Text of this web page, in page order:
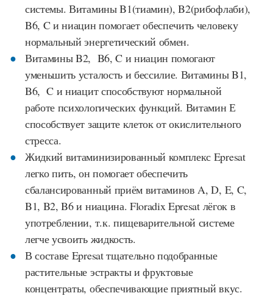
системы. Витамины B1(тиамин), B2(рибофлаби),
B6, C и ниацин помогает обеспечить человеку
нормальныйэнергетический обмен.
Витамины B2, B6, C и ниацин помогают
уменьшить усталость и бессилие. Витамины B1,
B6, C и ниацит способствуют нормальной
работе психологических функций. Витамин Е
способствует защите клеток отокислительного
стресса.
Жидкий витаминизированный комплекс Epresat
легко пить, он помогает обеспечить
сбалансированный приём витаминов A, D, E, C,
B1, B2, B6 и ниацина. Floradix Epresat лёгок в
употреблении, т.к. пищеварительной системе
легче усвоить жидкость.
В составе Epresat тщательно подобранные
растительные эстракты и фруктовые
концентраты, обеспечивающие приятный вкус.